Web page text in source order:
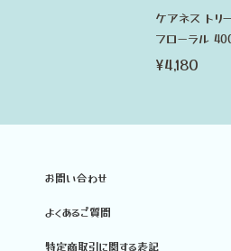
ケアネス トリ
フローラル
¥4,180
お問い合わせ
よくあるご質問
特定商取引に関する表記